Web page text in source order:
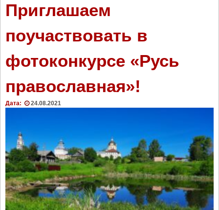
р
с
к
е
и
р
х
и
в
ы
о
Приглашаем
поучаствовать в
фотоконкурсе «Русь
православная»!
Дата: 24.08.2021